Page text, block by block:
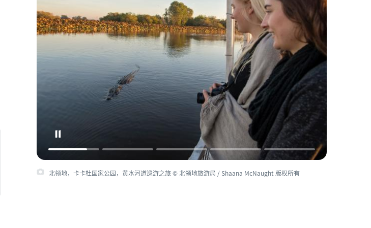
北领地，卡卡杜国家公园，黄水河道巡游之旅 © 北领地旅游局 / Shaana McNaught 版权所有